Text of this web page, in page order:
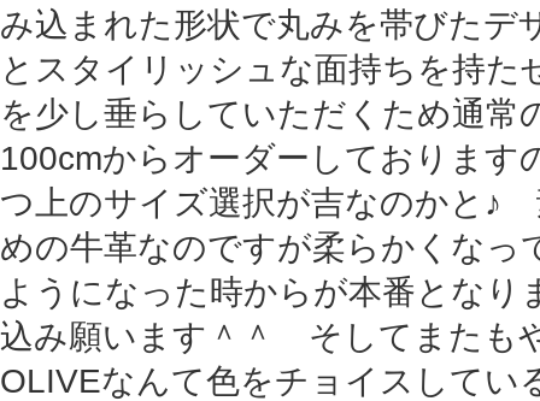
み込まれた形状で丸みを帯びたデ
とスタイリッシュな面持ちを持た
を少し垂らしていただくため通常
100cmからオーダーしております
つ上のサイズ選択が吉なのかと♪
めの牛革なのですが柔らかくなっ
ようになった時からが本番となり
込み願います＾＾ そしてまたも
OLIVEなんて色をチョイスしてい